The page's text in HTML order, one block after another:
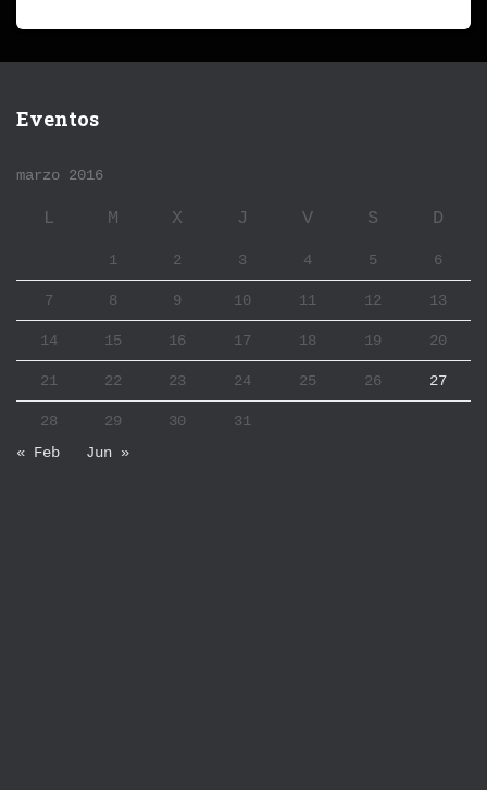
Eventos
marzo 2016
L M X J V S D
1 2 3 4 5 6
7 8 9 10 11 12 13
14 15 16 17 18 19 20
21 22 23 24 25 26 27
28 29 30
31
« Feb
Jun »